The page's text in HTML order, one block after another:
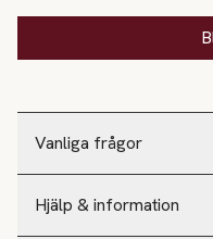
Vanliga frågor
Hjälp & information